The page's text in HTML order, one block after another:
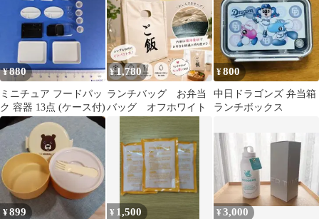
¥880
ミニチュア フードパッ
ク 容器 13点 (ケース付)
¥1,780
ランチバッグ お弁当
バッグ オフホワイト
¥800
中日ドラゴンズ 弁当箱
ランチボックス
¥899 ¥ 1,500 ¥3,000